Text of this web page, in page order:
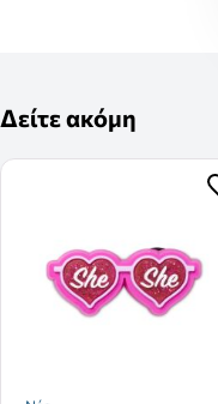
Δείτε ακόμη